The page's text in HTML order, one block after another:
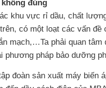
đúng
khu vực rỉ dầu, chất
có một loạt các vấn
mạch,…Ta phải quan
phương pháp bảo dưỡng
đoàn sản xuất máy biến